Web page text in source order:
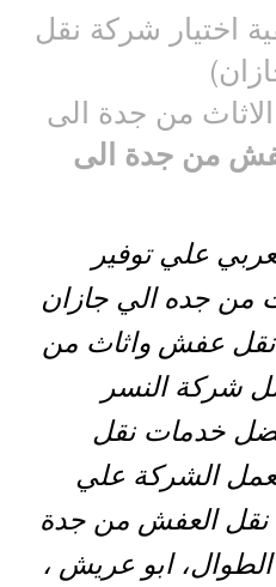
اختيار شركة نقل
من جدة الى
من جدة الى
علي توفير
من جده الي جازان
عفش واثاث من
شركة النسر
خدمات نقل
الشركة علي
العفش من جدة
ابو عريش ،